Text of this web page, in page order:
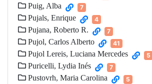
Puig, Alba 7
Pujals, Enrique 4
Pujana, Roberto R. 7
Pujol, Carlos Alberto 41
Pujol Lereis, Luciana Mercedes 5
Puricelli, Lydia Inés 7
Pustovrh, Maria Carolina 5